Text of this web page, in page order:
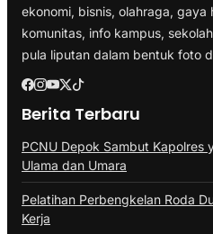
ekonomi, bisnis, olahraga, gaya
komunitas, info kampus,
pula liputan dalam bentuk foto
Berita Terbaru
PCNU Depok Sambut Kapolres
Ulama dan Umara
Pelatihan Perbengkelan Roda
Kerja